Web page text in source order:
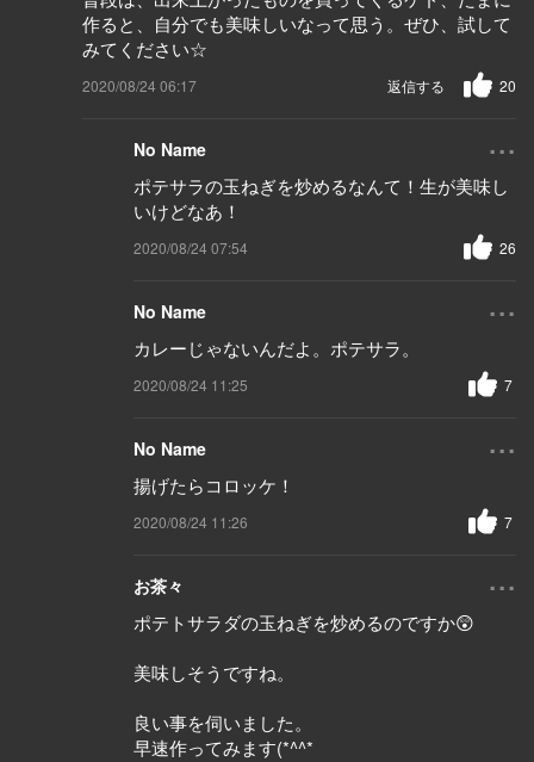
作ると、自分でも美味しいなって思う。ぜひ、試して
みてください☆
2020/08/24 06:17 20
返信する
No Name ...
ポテサラの玉ねぎを炒めるなんて！生が美味し
いけどなあ！
2020/08/24 07:54 26
No Name ...
カレーじゃないんだよ。ポテサラ。
2020/08/24 11:25 7
No Name ...
揚げたらコロッケ！
2020/08/24 11:26 7
お茶々 ...
ポテトサラダの玉ねぎを炒めるのですか😲
美味しそうですね。
良い事を伺いました。
早速作ってみます(*^^*ゞ